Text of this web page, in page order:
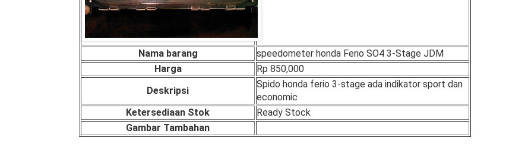
Nama barang
speedometer honda Ferio SO4 3-Stage JDM
Harga
Rp 850,000
Deskripsi
Spido honda ferio 3-stage ada indikator sport dan
economic
Ketersediaan Stok
Ready Stock
Gambar Tambahan